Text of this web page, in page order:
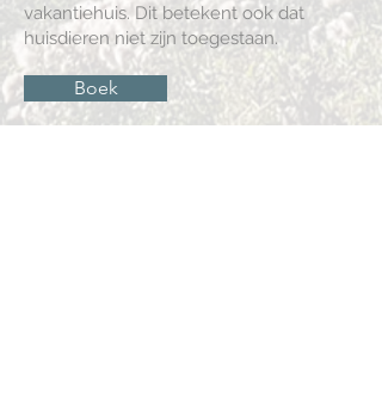
vakantiehuis. Dit betekent ook dat
huisdieren niet zijn toegestaan.
Boek